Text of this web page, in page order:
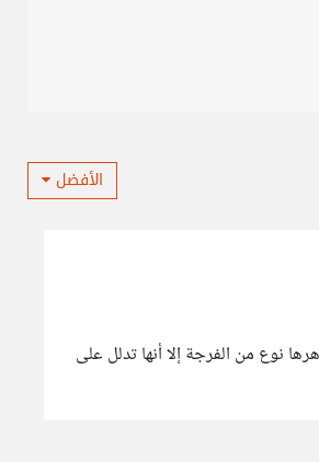
الأفضل
نوع من الفرجة إلا أنها تدلل على